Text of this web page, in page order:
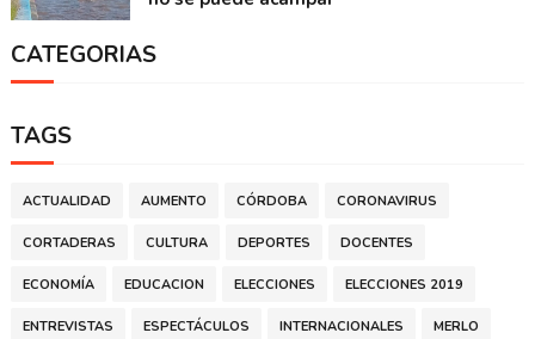
CATEGORIAS
TAGS
ACTUALIDAD AUMENTO CÓRDOBA CORONAVIRUS
CORTADERAS CULTURA DEPORTES DOCENTES
ECONOMÍA EDUCACION ELECCIONES ELECCIONES 2019
ENTREVISTAS ESPECTÁCULOS INTERNACIONALES MERLO